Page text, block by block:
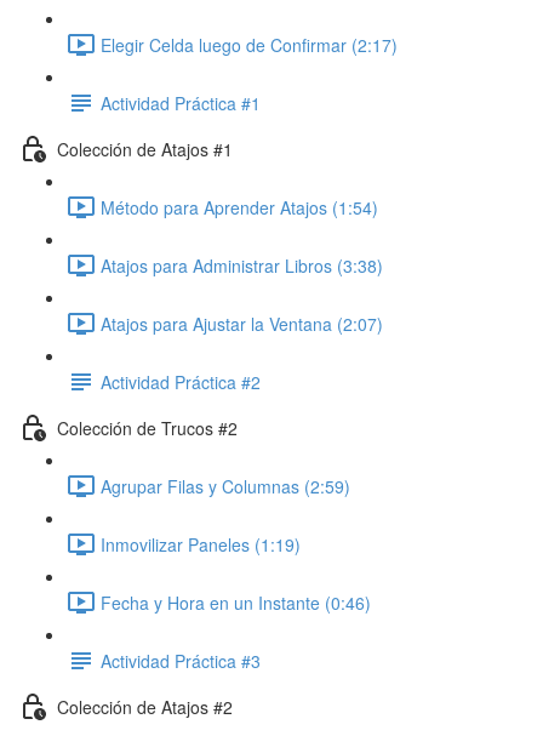
Elegir Celda luego de Confirmar (2:17)
Actividad Práctica #1
Colección de Atajos #1
Método para Aprender Atajos (1:54)
Atajos para Administrar Libros (3:38)
Atajos para Ajustar la Ventana (2:07)
Actividad Práctica #2
Colección de Trucos #2
Agrupar Filas y Columnas (2:59)
Inmovilizar Paneles (1:19)
Fecha y Hora en un Instante (0:46)
Actividad Práctica #3
Colección de Atajos #2